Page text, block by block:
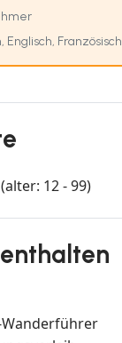
Englisch, Französisch
12 - 99)